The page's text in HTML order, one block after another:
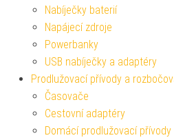
Nabíječky baterií
Napájecí zdroje
Powerbanky
USB nabíječky a adaptéry
Prodlužovací přívody a
Časovače
Cestovní adaptéry
Domácí prodlužovací přívody